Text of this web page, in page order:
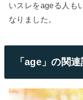
いスレをageる人も
なりました。
「age」の関